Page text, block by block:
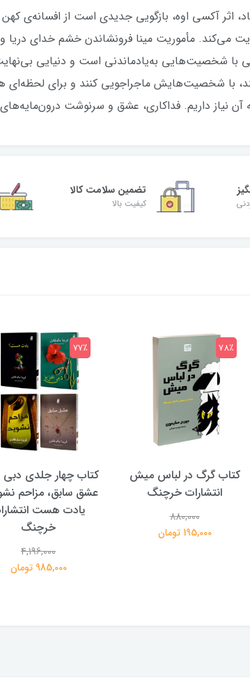
اثر آکسی اوه، بازگویی جدیدی است از افسانه‌ی
می‌کند. مأموریت مینا فرونشاندن خشم خدای
با شخصیت‌هایی به‌یادماندنی است و دنیایی
با شخصیت‌هایش ماجراجویی کنند و برای
آن نیاز داریم. فداکاری، عشق و سرنوشت
تضمین سلامت کالا
کیفیت بالا
کتاب گرگ در لباس میش
انتشارات خرچنگ
880,000
195,000 تومان
78٪
کتاب چهار جلدی دبی
عشق سابق، مزاحم
یادت هست
خرچنگ
4,196,000
985,000 تومان
77٪